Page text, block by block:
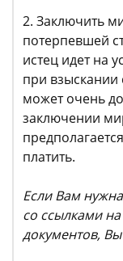
2. Заключить
потерпевшей
истец идет на
при
может очень
заключении
платить.
Если Вам
со ссылками
документов,